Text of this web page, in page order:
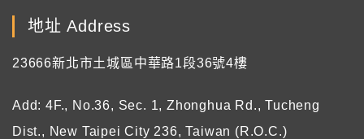
地址 Address
23666新北市土城區中華路1段36號4樓
Add: 4F., No.36, Sec. 1, Zhonghua Rd., Tucheng
Dist., New Taipei City 236, Taiwan (R.O.C.)